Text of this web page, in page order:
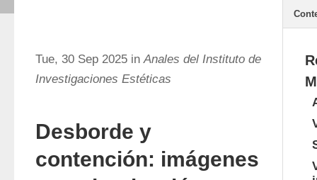
Tue, 30 Sep 2025 inAnales del Instituto de
Investigaciones Estéticas
Desborde y
contención: imágenes